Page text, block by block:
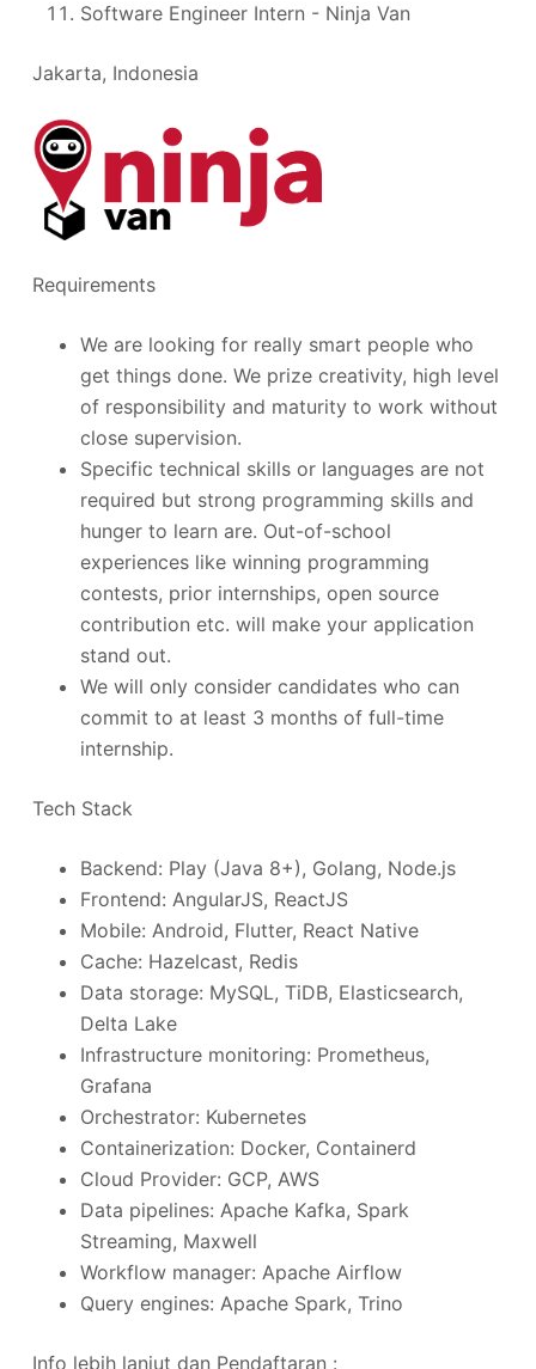
Software Engineer Intern - Ninja Van
Jakarta, Indonesia
Requirements
We are looking for really smart people who
get things done. We prize creativity, high level
of responsibility and maturity to work without
close supervision.
Specific technical skills or languages are not
required but strong programming skills and
hunger to learn are. Out-of-school
experiences like winning programming
contests, prior internships, open source
contribution etc. will make your application
stand out.
We will only consider candidates who can
commit to at least 3 months of full-time
internship.
Tech Stack
Backend: Play (Java 8+), Golang, Node.js
Frontend: AngularJS, ReactJS
Mobile: Android, Flutter, React Native
Cache: Hazelcast, Redis
Data storage: MySQL, TiDB, Elasticsearch,
Delta Lake
Infrastructure monitoring: Prometheus,
Grafana
Orchestrator: Kubernetes
Containerization: Docker, Containerd
Cloud Provider: GCP, AWS
Data pipelines: Apache Kafka, Spark
Streaming, Maxwell
Workflow manager: Apache Airflow
Query engines: Apache Spark, Trino
Info lebih lanjut dan Pendaftaran :